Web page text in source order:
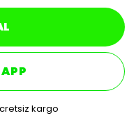
kargo